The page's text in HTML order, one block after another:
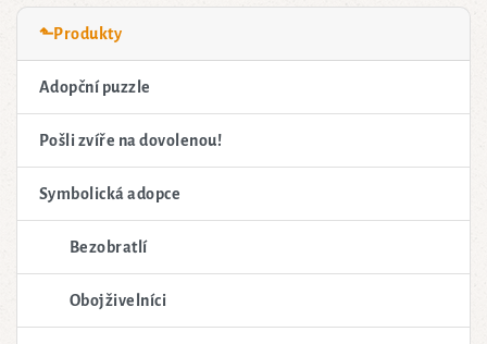
⬑Produkty
Adopční puzzle
Pošli zvíře na dovolenou!
Symbolická adopce
Bezobratlí
Obojživelníci